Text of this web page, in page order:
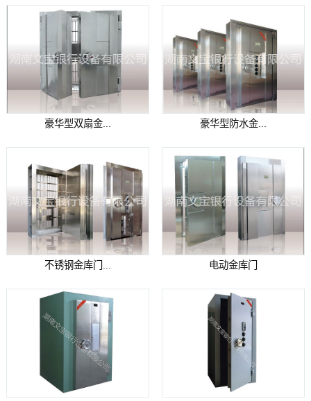
豪华型双扇金... 豪华型防水金...
不锈钢金库门... 电动金库门